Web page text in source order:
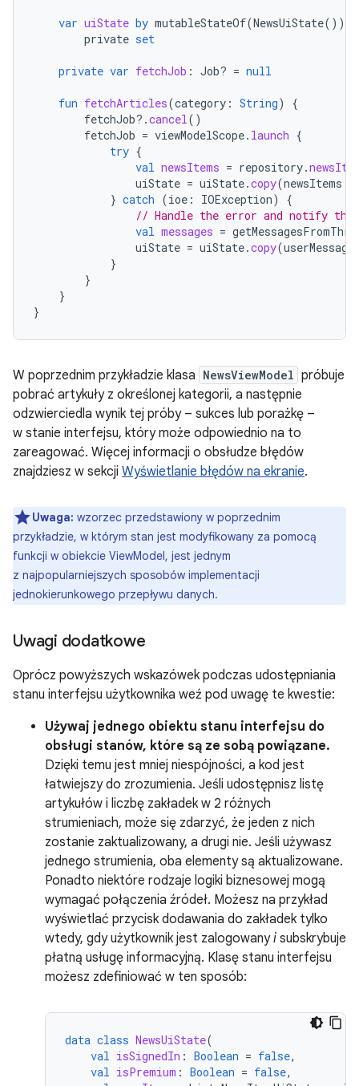
var uiState by mutableStateOf(NewsUiState())
private set
private var fetchJob : Job? = null
fun fetchArticles(category : String)
{
fetchJob?.cancel()
fetchJob = viewModelScope. launch {
try {
val newsItems = repository.
uiState = uiState.copy(newsItems
} catch (ioe : IOException)
{
// Handle the error and notify the
val messages =
uiState = uiState.copy(
}
}
}
}
W poprzednim przykładzie klasa NewsViewModel próbuje
pobrać artykuły z określonej kategorii, a następnie
odzwierciedla wynik tej próby – sukces lub porażkę –
w stanie interfejsu, który może odpowiednio na to
zareagować. Więcej informacji o obsłudze błędów
znajdziesz w sekcji Wyświetlanie błędów na ekranie.
Uwaga: wzorzec przedstawiony w poprzednim
przykładzie, w którym stan jest modyfikowany za pomocą
funkcji w obiekcie ViewModel, jest jednym
z najpopularniejszych sposobów implementacji
jednokierunkowego przepływu danych.
Uwagi dodatkowe
Oprócz powyższych wskazówek podczas udostępniania
stanu interfejsu użytkownika weź pod uwagę te kwestie:
Używaj jednego obiektu stanu interfejsu do
obsługi stanów, które są ze sobą powiązane.
Dzięki temu jest mniej niespójności, a kod jest
łatwiejszy do zrozumienia. Jeśli udostępnisz listę
artykułów i liczbę zakładek w 2 różnych
strumieniach, może się zdarzyć, że jeden z nich
zostanie zaktualizowany, a drugi nie. Jeśli używasz
jednego strumienia, oba elementy są aktualizowane.
Ponadto niektóre rodzaje logiki biznesowej mogą
wymagać połączenia źródeł. Możesz na przykład
wyświetlać przycisk dodawania do zakładek tylko
wtedy, gdy użytkownik jest zalogowanyi subskrybuje
płatną usługę informacyjną. Klasę stanu interfejsu
możesz zdefiniować w ten sposób:
data class NewsUiState(
val isSignedIn : Boolean = false,
val isPremium : Boolean = false,